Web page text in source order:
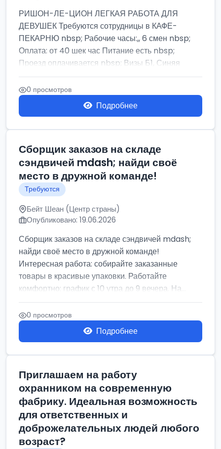
РИШОН-ЛЕ-ЦИОН ЛЕГКАЯ РАБОТА ДЛЯ
ДЕВУШЕК Требуются сотрудницы в КАФЕ-
ПЕКАРНЮ nbsp; Рабочие часы:,, 6 смен nbsp;
Оплата: от 40 шек час Питание есть nbsp;
Проезд оплачивается nbsp; Визы Б1, Синяя
бумага,...
0 просмотров
Подробнее
Сборщик заказов на складе
сэндвичей mdash; найди своё
место в дружной команде!
Требуются
Бейт Шеан (Центр страны)
Опубликовано: 19.06.2026
Сборщик заказов на складе сэндвичей mdash;
найди своё место в дружной команде!
Интересная работа: собирайте заказанные
товары в красивые упаковки. Работайте
комфортно: график с 10 утра до 9 вечера. На...
0 просмотров
Подробнее
Приглашаем на работу
охранником на современную
фабрику. Идеальная возможность
для ответственных и
доброжелательных людей любого
возраст?